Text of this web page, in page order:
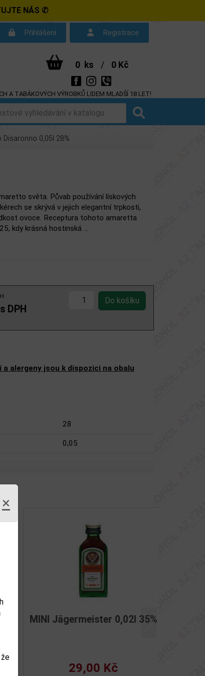
×
NÁS ✆
Přihlášení Registrace
0 ks / 0 Kč
A TABÁKOVÝCH VÝROBKŮ LIDEM MLADŠÍ 18 LET!
Dotazy
Disaronno 0,05l 28%
světa. Půvab používání lískových
se skrývá v jejich elegantní trpkosti,
ovoce. Receptura tohoto amaretta
kdy krásná hostinská ...
s DPH
alergeny jsou k dispozici na obalu
28
0,05
MINI Jägermeister 0,02l 35%
29,00 Kč